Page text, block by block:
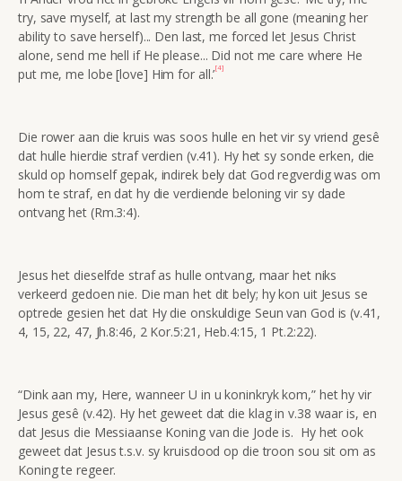
try, save myself, at last my strength be all gone (meaning her
ability to save herself)... Den last, me forced let Jesus Christ
alone, send me hell if He please... Did not me care where He
put me, me lobe [love] Him for all.’[4]
Die rower aan die kruis was soos hulle en het vir sy vriend gesê
dat hulle hierdie straf verdien (v.41). Hy het sy sonde erken, die
skuld op homself gepak, indirek bely dat God regverdig was om
hom te straf, en dat hy die verdiende beloning vir sy dade
ontvang het (Rm.3:4).
Jesus het dieselfde straf as hulle ontvang, maar het niks
verkeerd gedoen nie. Die man het dit bely; hy kon uit Jesus se
optrede gesien het dat Hy die onskuldige Seun van God is (v.41,
4, 15, 22, 47, Jh.8:46, 2 Kor.5:21, Heb.4:15, 1 Pt.2:22).
“Dink aan my, Here, wanneer U in u koninkryk kom,” het hy vir
Jesus gesê (v.42). Hy het geweet dat die klag in v.38 waar is, en
dat Jesus die Messiaanse Koning van die Jode is. Hy het ook
geweet dat Jesus t.s.v. sy kruisdood op die troon sou sit om as
Koning te regeer.